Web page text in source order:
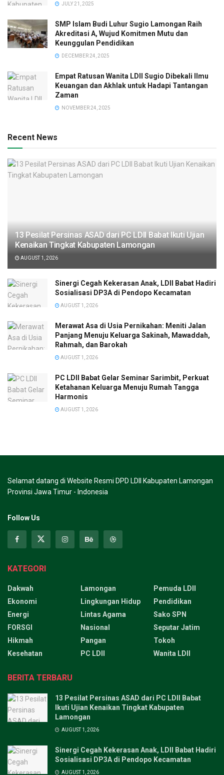
JULY 21, 2025
SMP Islam Budi Luhur Sugio Lamongan Raih
Akreditasi A, Wujud Komitmen Mutu dan
Keunggulan Pendidikan
DECEMBER 24, 2025
Empat Ratusan Wanita LDII Sugio Dibekali Ilmu
Keuangan dan Akhlak untuk Hadapi Tantangan
Zaman
NOVEMBER 24, 2025
Recent News
13 Pesilat Persinas ASAD dari PC LDII Babat Ikuti Ujian
Kenaikan Tingkat Kabupaten Lamongan
AUGUST 1, 2026
Sinergi Cegah Kekerasan Anak, LDII Babat Hadiri
Sosialisasi DP3A di Pendopo Kecamatan
AUGUST 1, 2026
Merawat Asa di Usia Pernikahan: Meniti Jalan
Panjang Menuju Keluarga Sakinah, Mawaddah,
Rahmah, dan Barokah
AUGUST 1, 2026
PC LDII Babat Gelar Seminar Sarimbit, Perkuat
Ketahanan Keluarga Menuju Rumah Tangga
Harmonis
AUGUST 1, 2026
Selamat datang di Website Resmi DPD LDII Kabupaten Lamongan
Provinsi Jawa Timur - Indonesia
Follow Us
KATEGORI
Dakwah
Ekonomi
Energi
FORSGI
Hikmah
Kesehatan
Lamongan
Lingkungan Hidup
Lintas Agama
Nasional
Pangan
PC LDII
Pemuda LDII
Pendidikan
Sako SPN
Seputar Jatim
Tokoh
Wanita LDII
BERITA TERBARU
13 Pesilat Persinas ASAD dari PC LDII Babat
Ikuti Ujian Kenaikan Tingkat Kabupaten
Lamongan
AUGUST 1, 2026
Sinergi Cegah Kekerasan Anak, LDII Babat Hadiri
Sosialisasi DP3A di Pendopo Kecamatan
AUGUST 1, 2026